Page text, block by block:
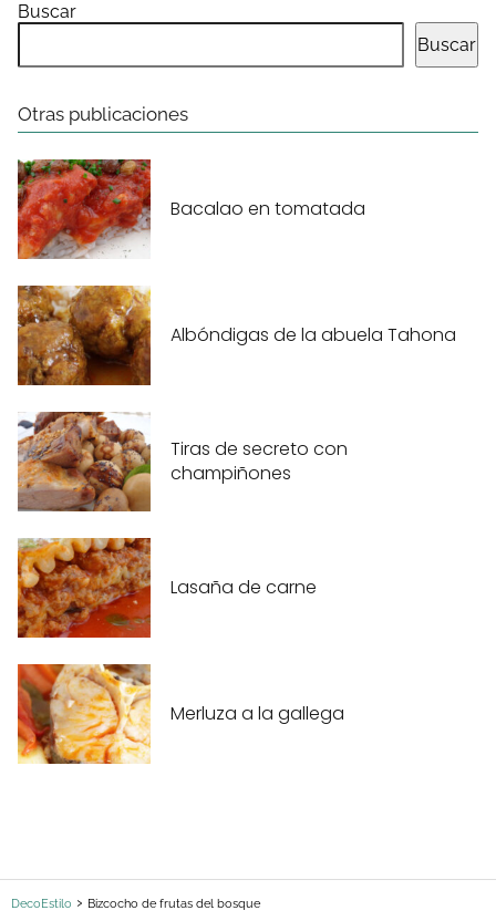
Buscar
Buscar
Otras publicaciones
Bacalao en tomatada
Albóndigas de la abuela Tahona
Tiras de secreto con
champiñones
Lasaña de carne
Merluza a la gallega
DecoEstilo Bizcocho de frutas del bosque